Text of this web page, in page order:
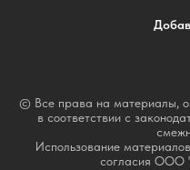
© Все права на материалы,
в соответствии с
Использование
согласия ООО